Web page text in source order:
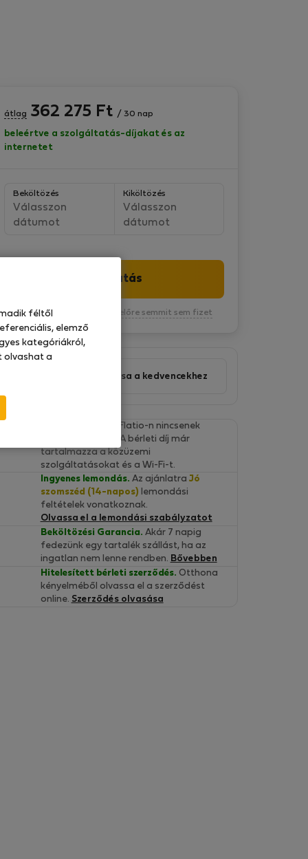
átlag 362 275 Ft / 30 nap
beleértve a szolgáltatás-díjakat és az
internetet
Beköltözés
Válasszon
dátumot
Kiköltözés
Válasszon
dátumot
Folytatás
Kötelezettség nélkül, egyelőre semmit sem fizet
Ajánlat hozzáadása a kedvencekhez
A Flatio-n nincsenek
rejtett költségek. A bérleti díj már
tartalmazza a közüzemi
szolgáltatásokat és a Wi-Fi-t.
Ingyenes lemondás. Az ajánlatra Jó
szomszéd (14-napos) lemondási
feltételek vonatkoznak.
Olvassa el a lemondási szabályzatot
Beköltözési Garancia. Akár 7 napig
fedezünk egy tartalék szállást, ha az
ingatlan nem lenne rendben. Bővebben
Hitelesített bérleti szerződés. Otthona
kényelméből olvassa el a szerződést
online. Szerződés olvasása
féltől
elemző
kategóriákról,
olvashat a